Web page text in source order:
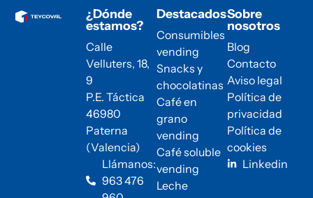
¿Dónde
estamos?
Calle
Velluters, 18,
9
P.E. Táctica
46980
Paterna
(Valencia)
Llámanos:
963 476
Destacados
Consumibles
vending
Snacks y
chocolatinas
Café en
grano
vending
Café soluble
vending
Leche
Sobre
nosotros
Blog
Contacto
Aviso legal
Política de
privacidad
Política de
cookies
Linkedin